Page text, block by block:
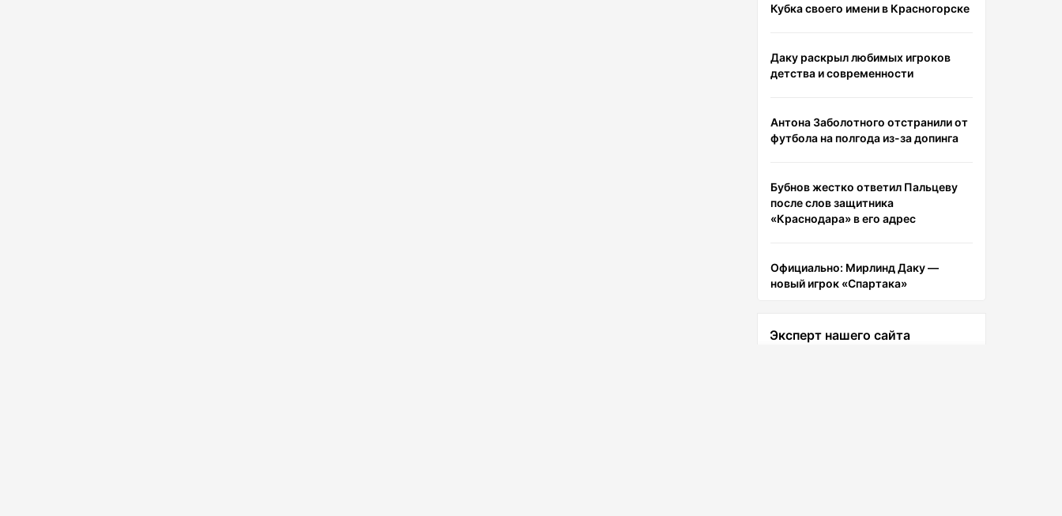
Кубка своего имени в Красногорске
Даку раскрыл любимых игроков
детства и современности
Антона Заболотного отстранили от
футбола на полгода из-за допинга
Бубнов жестко ответил Пальцеву
после слов защитника
«Краснодара» в его адрес
Официально: Мирлинд Даку —
новый игрок «Спартака»
Эксперт нашего сайта